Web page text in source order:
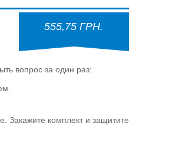
555,75 ГРН.
вопрос за один раз:
Закажите комплект и защитите